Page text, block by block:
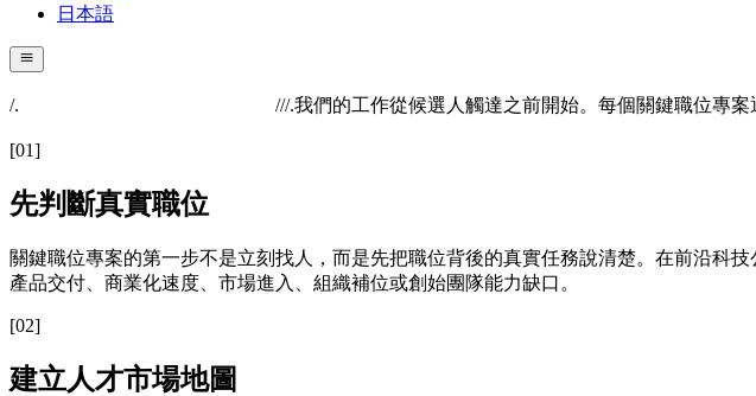
日本語
/. ///.我們的工作從候選人觸達之前開始。每個關鍵職位專
[01]
先判斷真實職位
關鍵職位專案的第一步不是立刻找人，而是先把職位背後的真實任務說清楚。在前沿科
產品交付、商業化速度、市場進入、組織補位或創始團隊能力缺口。
[02]
建立人才市場地圖